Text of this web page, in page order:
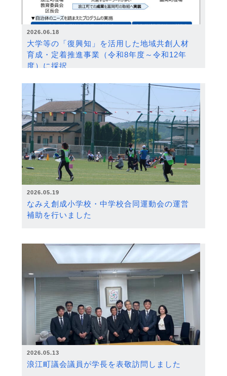
2026.06.18
大学等の「復興知」を活用した地域共創人材
育成・定着推進事業（令和8年度～令和12年
度）に採択
2026.05.19
なみえ創成小学校・中学校合同運動会の運営
補助を行いました
2026.05.13
浪江町議会議員が学長を表敬訪問しました